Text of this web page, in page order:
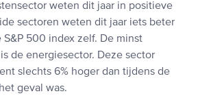
weten dit jaar in positieve
sectoren weten dit jaar iets beter
500 index zelf. De minst
de energiesector. Deze sector
slechts 6% hoger dan tijdens de
geval was.